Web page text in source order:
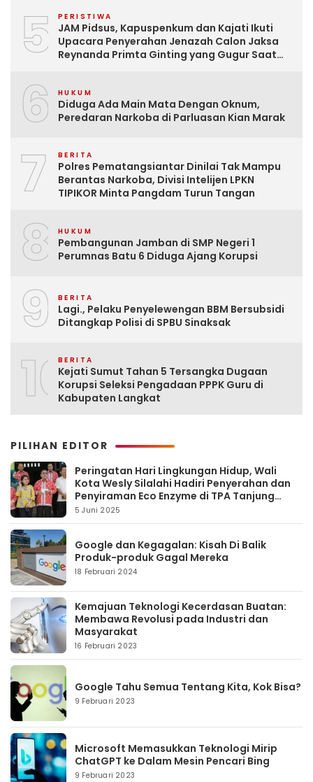
5 PERISTIWA
JAM Pidsus, Kapuspenkum dan Kajati Ikuti
Upacara Penyerahan Jenazah Calon Jaksa
Reynanda Primta Ginting yang Gugur Saat
6 HUKUM
Diduga Ada Main Mata Dengan Oknum,
Peredaran Narkoba di Parluasan Kian Marak
7 BERITA
Polres Pematangsiantar Dinilai Tak Mampu
Berantas Narkoba, Divisi Intelijen LPKN
TIPIKOR Minta Pangdam Turun Tangan
8 HUKUM
Pembangunan Jamban di SMP Negeri 1
Perumnas Batu 6 Diduga Ajang Korupsi
9 BERITA
Lagi., Pelaku Penyelewengan BBM Bersubsidi
Ditangkap Polisi di SPBU Sinaksak
10BERITA
Kejati Sumut Tahan 5 Tersangka Dugaan
Korupsi Seleksi Pengadaan PPPK Guru di
Kabupaten Langkat
PILIHAN EDITOR
Peringatan Hari Lingkungan Hidup, Wali
Kota Wesly Silalahi Hadiri Penyerahan dan
Penyiraman Eco Enzyme di TPA Tanjung
Pinggir
5 Juni 2025
Google dan Kegagalan: Kisah Di Balik
Produk-produk Gagal Mereka
18 Februari 2024
Kemajuan Teknologi Kecerdasan Buatan:
Membawa Revolusi pada Industri dan
Masyarakat
16 Februari 2023
Google Tahu Semua Tentang Kita, Kok Bisa?
9 Februari 2023
Microsoft Memasukkan Teknologi Mirip
ChatGPT ke Dalam Mesin Pencari Bing
9 Februari 2023